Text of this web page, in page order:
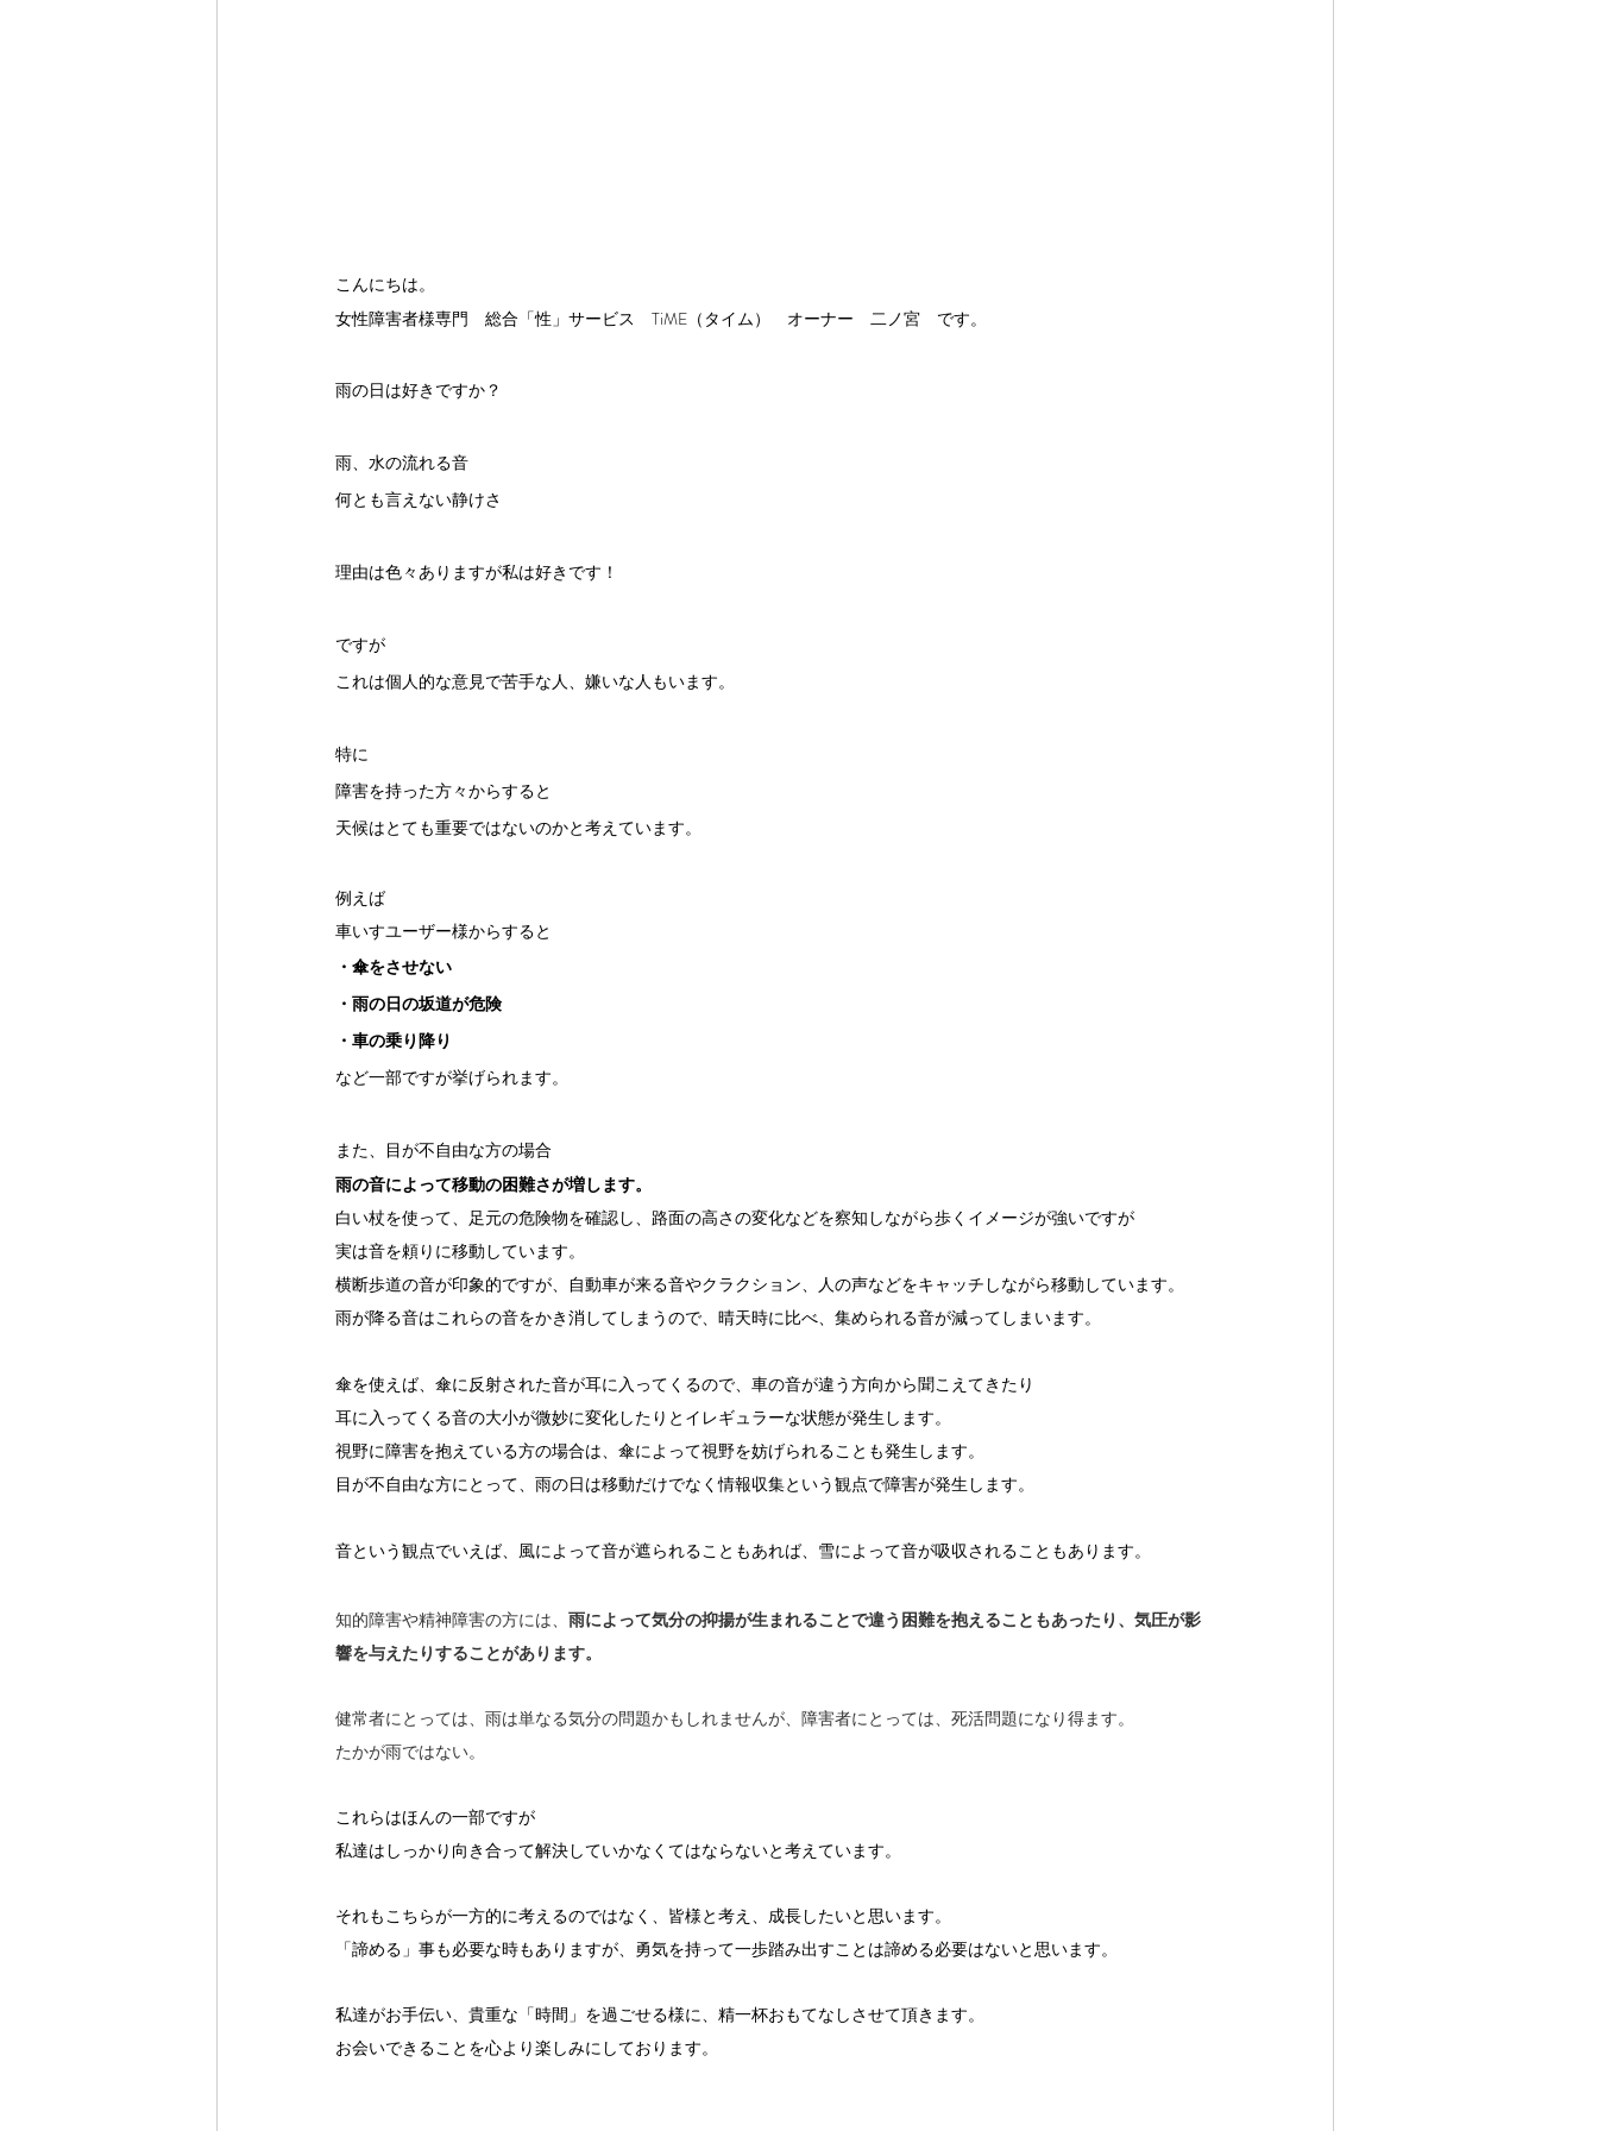
こんにちは。
女性障害者様専門　総合「性」サービス　TiME（タイム）　オーナー　二ノ宮　です。
雨の日は好きですか？
雨、水の流れる音
何とも言えない静けさ
理由は色々ありますが私は好きです！
ですが
これは個人的な意見で苦手な人、嫌いな人もいます。
特に
障害を持った方々からすると
天候はとても重要ではないのかと考えています。
例えば
車いすユーザー様からすると
・傘をさせない
・雨の日の坂道が危険
・車の乗り降り
など一部ですが挙げられます。
また、目が不自由な方の場合
雨の音によって移動の困難さが増します。
白い杖を使って、足元の危険物を確認し、路面の高さの変化などを察知しながら歩くイメージが強いですが
実は音を頼りに移動しています。
横断歩道の音が印象的ですが、自動車が来る音やクラクション、人の声などをキャッチしながら移動しています。
雨が降る音はこれらの音をかき消してしまうので、晴天時に比べ、集められる音が減ってしまいます。
傘を使えば、傘に反射された音が耳に入ってくるので、車の音が違う方向から聞こえてきたり
耳に入ってくる音の大小が微妙に変化したりとイレギュラーな状態が発生します。
視野に障害を抱えている方の場合は、傘によって視野を妨げられることも発生します。
目が不自由な方にとって、雨の日は移動だけでなく情報収集という観点で障害が発生します。
音という観点でいえば、風によって音が遮られることもあれば、雪によって音が吸収されることもあります。
知的障害や精神障害の方には、 雨によって気分の抑揚が生まれることで違う困難を抱えることもあったり、気圧が影
響を与えたりすることがあります。
健常者にとっては、雨は単なる気分の問題かもしれませんが、障害者にとっては、死活問題になり得ます。
たかが雨ではない。
これらはほんの一部ですが
私達はしっかり向き合って解決していかなくてはならないと考えています。
それもこちらが一方的に考えるのではなく、皆様と考え、成長したいと思います。
「諦める」事も必要な時もありますが、勇気を持って一歩踏み出すことは諦める必要はないと思います。
私達がお手伝い、貴重な「時間」を過ごせる様に、精一杯おもてなしさせて頂きます。
お会いできることを心より楽しみにしております。